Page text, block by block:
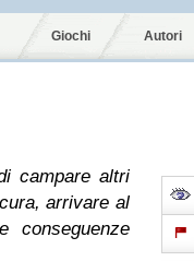
Giochi Autori
campare altri
arrivare al
conseguenze